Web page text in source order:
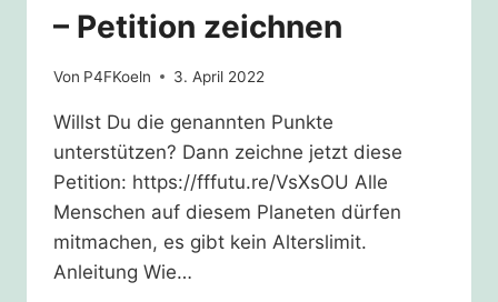
– Petition zeichnen
Von P4FKoeln 3. April 2022
Willst Du die genannten Punkte
unterstützen? Dann zeichne jetzt diese
Petition: https://fffutu.re/VsXsOU Alle
Menschen auf diesem Planeten dürfen
mitmachen, es gibt kein Alterslimit.
Anleitung Wie…